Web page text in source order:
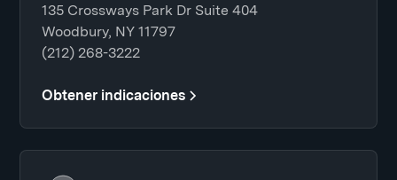
135 Crossways Park Dr Suite 404
Woodbury, NY 11797
(212) 268-3222
Obtener indicaciones